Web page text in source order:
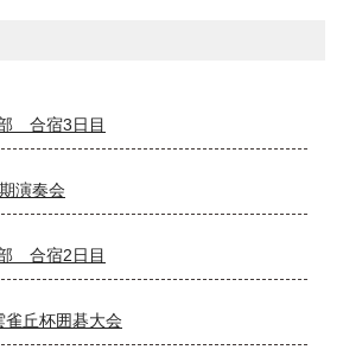
合宿3日目
演奏会
合宿2日目
丘杯囲碁大会